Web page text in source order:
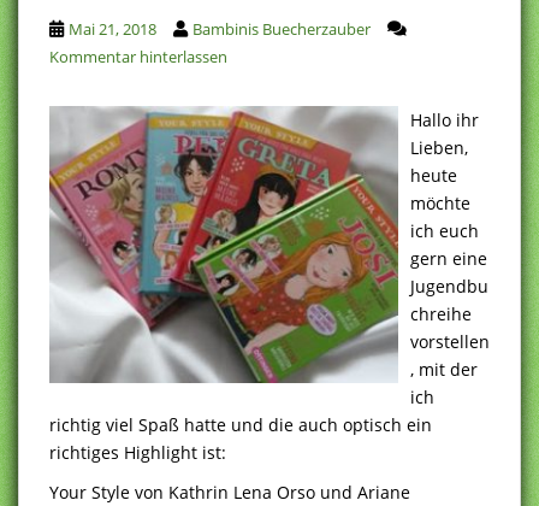
Mai 21, 2018
Bambinis Buecherzauber
Kommentar hinterlassen
Hallo ihr
Lieben,
heute
möchte
ich euch
gern eine
Jugendbu
chreihe
vorstellen
, mit der
ich
richtig viel Spaß hatte und die auch optisch ein
richtiges Highlight ist:
Your Style von Kathrin Lena Orso und Ariane